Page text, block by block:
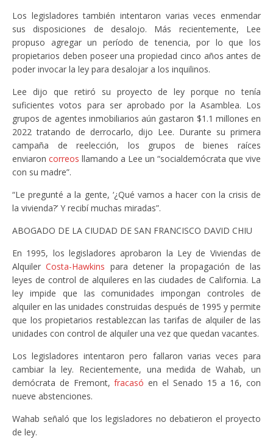
Los legisladores también intentaron varias veces enmendar
sus disposiciones de desalojo. Más recientemente, Lee
propuso agregar un período de tenencia, por lo que los
propietarios deben poseer una propiedad cinco años antes de
poder invocar la ley para desalojar a los inquilinos.
Lee dijo que retiró su proyecto de ley porque no tenía
suficientes votos para ser aprobado por la Asamblea. Los
grupos de agentes inmobiliarios aún gastaron $1.1 millones en
2022 tratando de derrocarlo, dijo Lee. Durante su primera
campaña de reelección, los grupos de bienes raíces
enviaron correos llamando a Lee un “socialdemócrata que vive
con su madre”.
“Le pregunté a la gente, ‘¿Qué vamos a hacer con la crisis de
la vivienda?’ Y recibí muchas miradas”.
ABOGADO DE LA CIUDAD DE SAN FRANCISCO DAVID CHIU
En 1995, los legisladores aprobaron la Ley de Viviendas de
AlquilerCosta-Hawkins para detener la propagación de las
leyes de control de alquileres en las ciudades de California. La
ley impide que las comunidades impongan controles de
alquiler en las unidades construidas después de 1995 y permite
que los propietarios restablezcan las tarifas de alquiler de las
unidades con control de alquiler una vez que quedan vacantes.
Los legisladores intentaron pero fallaron varias veces para
cambiar la ley. Recientemente, una medida de Wahab, un
demócrata de Fremont,fracasó en el Senado 15 a 16, con
nueve abstenciones.
Wahab señaló que los legisladores no debatieron el proyecto
de ley.